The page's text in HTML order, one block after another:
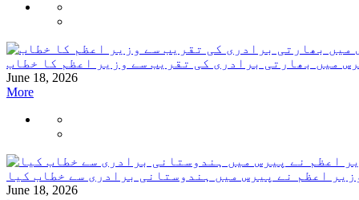
میں بھارتی برادری کی تقریب سے وزیر اعظم کا خطاب
June 18, 2026
More
اعظم نے پیرس میں ہندوستانی برادری سے خطاب کیا
June 18, 2026